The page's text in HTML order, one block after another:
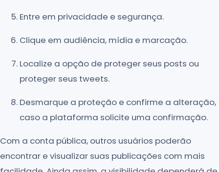
Entre em privacidade e segurança.
Clique em audiência, mídia e marcação.
Localize a opção de proteger seus posts ou
proteger seus tweets.
Desmarque a proteção e confirme a alteração,
caso a plataforma solicite uma confirmação.
Com a conta pública, outros usuários poderão
encontrar e visualizar suas publicações com mais